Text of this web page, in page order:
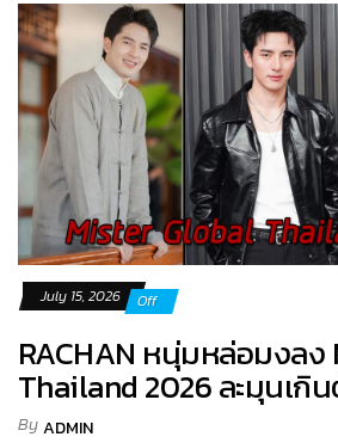
July 15, 2026 Off
RACHAN หนุ่มหล่อมงลง
Thailand 2026 ละมุนเกิ
ByADMIN